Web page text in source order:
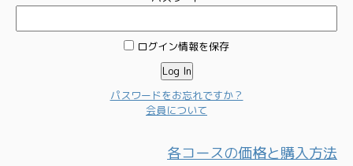
ログイン情報を保存
パスワードをお忘れですか？
会員について
各コースの価格と購入方法